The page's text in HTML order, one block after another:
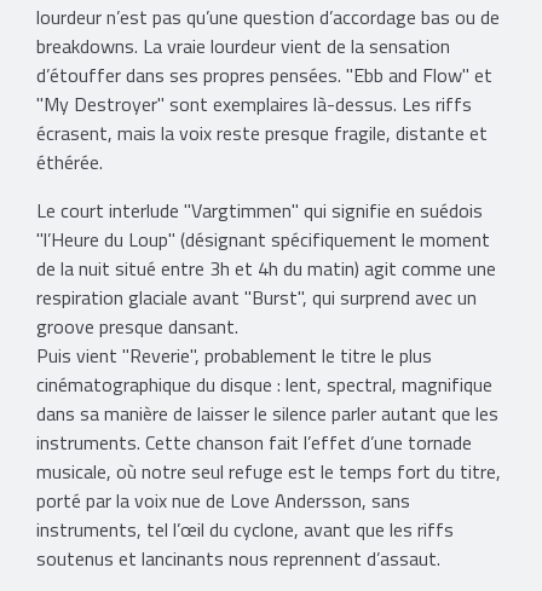
lourdeur n’est pas qu’une question d’accordage bas ou de
breakdowns. La vraie lourdeur vient de la sensation
d’étouffer dans ses propres pensées. "Ebb and Flow" et
"My Destroyer" sont exemplaires là-dessus. Les riffs
écrasent, mais la voix reste presque fragile, distante et
éthérée.
Le court interlude "Vargtimmen" qui signifie en suédois
"l’Heure du Loup" (désignant spécifiquement le moment
de la nuit situé entre 3h et 4h du matin) agit comme une
respiration glaciale avant "Burst", qui surprend avec un
groove presque dansant.
Puis vient "Reverie", probablement le titre le plus
cinématographique du disque : lent, spectral, magnifique
dans sa manière de laisser le silence parler autant que les
instruments. Cette chanson fait l’effet d’une tornade
musicale, où notre seul refuge est le temps fort du titre,
porté par la voix nue de Love Andersson, sans
instruments, tel l’œil du cyclone, avant que les riffs
soutenus et lancinants nous reprennent d’assaut.